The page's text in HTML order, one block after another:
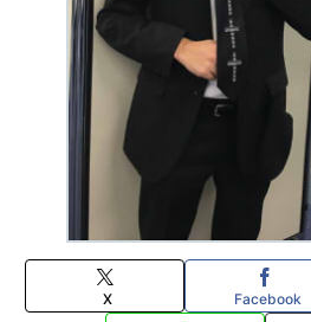
X Facebook